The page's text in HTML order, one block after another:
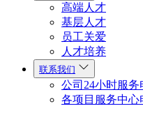
高端人才
基层人才
员工关爱
人才培养
联系我们
公司24小时服务
各项目服务中心